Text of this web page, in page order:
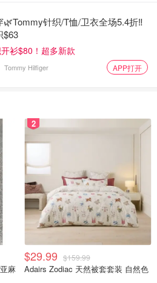
🌿Tommy针织/T恤/卫衣全场5.4折‼️
$63
衫$80！超多新款
Tommy Hilfiger APP打开
麻
2
$29.99 $159.99
Adairs Zodiac 天然被套套装 自然色